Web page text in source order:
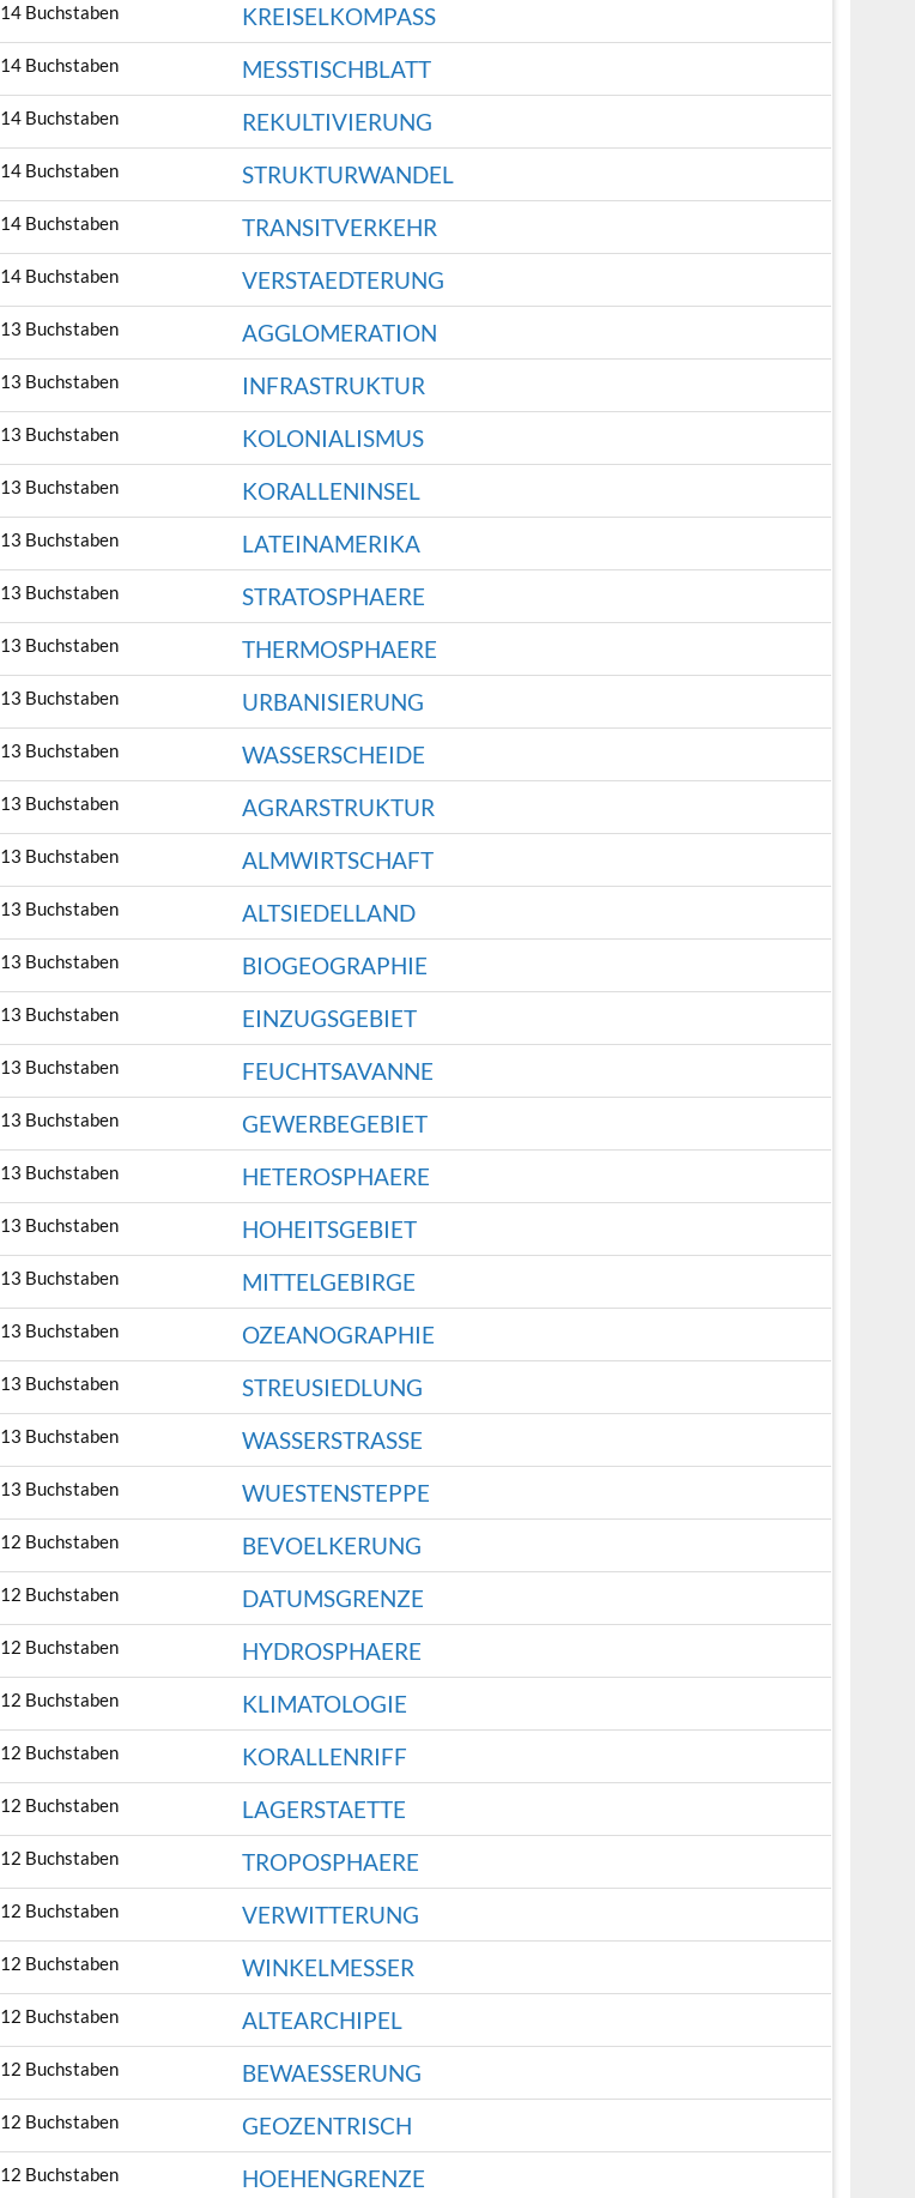
14 Buchstaben
KREISELKOMPASS
14 Buchstaben
MESSTISCHBLATT
14 Buchstaben
REKULTIVIERUNG
14 Buchstaben
STRUKTURWANDEL
14 Buchstaben
TRANSITVERKEHR
14 Buchstaben
VERSTAEDTERUNG
13 Buchstaben
AGGLOMERATION
13 Buchstaben
INFRASTRUKTUR
13 Buchstaben
KOLONIALISMUS
13 Buchstaben
KORALLENINSEL
13 Buchstaben
LATEINAMERIKA
13 Buchstaben
STRATOSPHAERE
13 Buchstaben
THERMOSPHAERE
13 Buchstaben
URBANISIERUNG
13 Buchstaben
WASSERSCHEIDE
13 Buchstaben
AGRARSTRUKTUR
13 Buchstaben
ALMWIRTSCHAFT
13 Buchstaben
ALTSIEDELLAND
13 Buchstaben
BIOGEOGRAPHIE
13 Buchstaben
EINZUGSGEBIET
13 Buchstaben
FEUCHTSAVANNE
13 Buchstaben
GEWERBEGEBIET
13 Buchstaben
HETEROSPHAERE
13 Buchstaben
HOHEITSGEBIET
13 Buchstaben
MITTELGEBIRGE
13 Buchstaben
OZEANOGRAPHIE
13 Buchstaben
STREUSIEDLUNG
13 Buchstaben
WASSERSTRASSE
13 Buchstaben
WUESTENSTEPPE
12 Buchstaben
BEVOELKERUNG
12 Buchstaben
DATUMSGRENZE
12 Buchstaben
HYDROSPHAERE
12 Buchstaben
KLIMATOLOGIE
12 Buchstaben
KORALLENRIFF
12 Buchstaben
LAGERSTAETTE
12 Buchstaben
TROPOSPHAERE
12 Buchstaben
VERWITTERUNG
12 Buchstaben
WINKELMESSER
12 Buchstaben
ALTEARCHIPEL
12 Buchstaben
BEWAESSERUNG
12 Buchstaben
GEOZENTRISCH
12 Buchstaben HOEHENGRENZE